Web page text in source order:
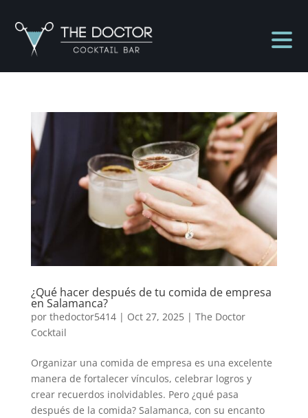
¿Qué hacer después de tu comida de empresa
en Salamanca?
por thedoctor5414| Oct 27, 2025| The Doctor
Cocktail
Organizar una comida de empresa es una excelente
manera de fortalecer vínculos, celebrar logros y
crear recuerdos inolvidables. Pero ¿qué pasa
después de la comida? Salamanca, con su encanto